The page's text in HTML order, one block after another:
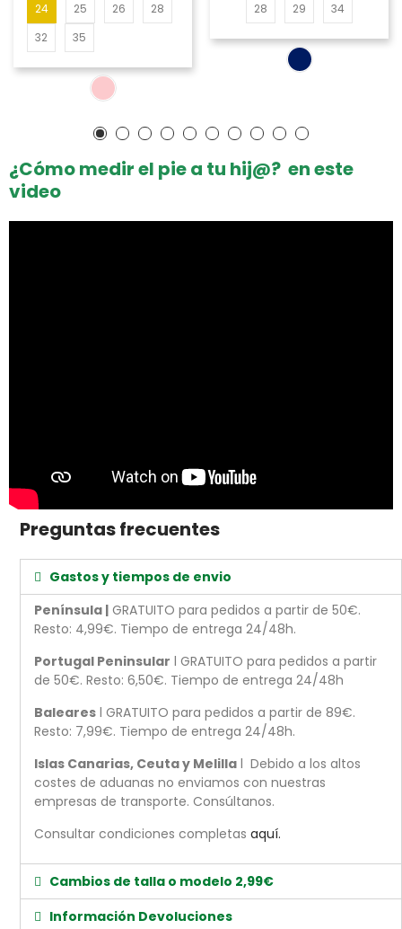
24 25 26
28
32
35
28 29 34
¿Cómo medir el pie a tu hij@? en este
video
Preguntas frecuentes
Gastos y tiempos de envio
Península | GRATUITO para pedidos a partir de 50€.
Resto: 4,99€. Tiempo de entrega 24/48h.
Portugal Peninsular l GRATUITO para pedidos a partir
de 50€. Resto: 6,50€. Tiempo de entrega 24/48h
Baleares l GRATUITO para pedidos a partir de 89€.
Resto: 7,99€. Tiempo de entrega 24/48h.
Islas Canarias, Ceuta y Melilla l Debido a los altos
costes de aduanas no enviamos con nuestras
empresas de transporte. Consúltanos.
Consultar condiciones completasaquí.
Cambios de talla o modelo 2,99€
Información Devoluciones